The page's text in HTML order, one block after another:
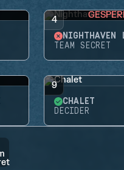
4
NIGHTHAVEN
TEAM SECRET
9
CHALET
DECIDER